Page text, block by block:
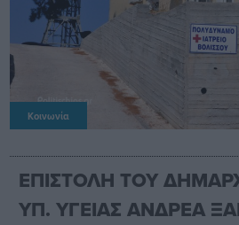
Κοινωνία
ΕΠΙΣΤΟΛΗ ΤΟΥ
ΥΠ. ΥΓΕΙΑΣ ΑΝΔΡΕΑ